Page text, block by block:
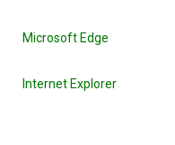
Microsoft Edge
Internet Explorer